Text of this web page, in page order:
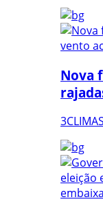
Nova